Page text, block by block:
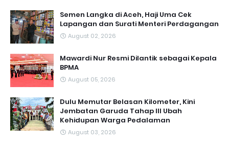
Semen Langka di Aceh, Haji Uma Cek
Lapangan dan Surati Menteri Perdagangan
August 02, 2026
Mawardi Nur Resmi Dilantik sebagai Kepala
BPMA
August 05, 2026
Dulu Memutar Belasan Kilometer, Kini
Jembatan Garuda Tahap III Ubah
Kehidupan Warga Pedalaman ‎
August 03, 2026